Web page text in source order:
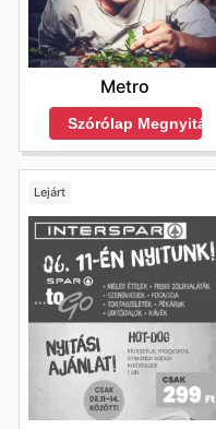
Metro
Szórólap Megnyitása
Lejárt